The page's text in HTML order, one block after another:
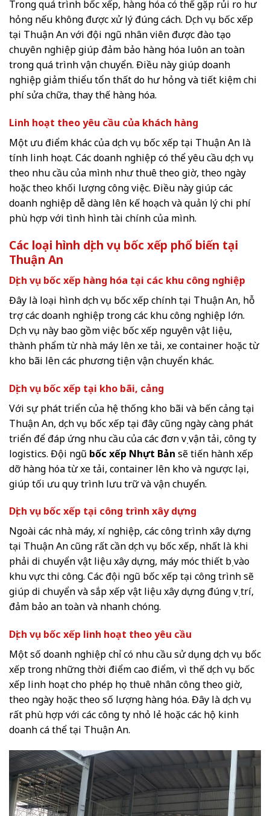
Trong quá trình bốc xếp, hàng hóa có thể gặp rủi ro hư
hỏng nếu không được xử lý đúng cách. Dịch vụ bốc xếp
tại Thuận An với đội ngũ nhân viên được đào tạo
chuyên nghiệp giúp đảm bảo hàng hóa luôn an toàn
trong quá trình vận chuyển. Điều này giúp doanh
nghiệp giảm thiểu tổn thất do hư hỏng và tiết kiệm chi
phí sửa chữa, thay thế hàng hóa.
Linh hoạt theo yêu cầu của khách hàng
Một ưu điểm khác của dịch vụ bốc xếp tại Thuận An là
tính linh hoạt. Các doanh nghiệp có thể yêu cầu dịch vụ
theo nhu cầu của mình như thuê theo giờ, theo ngày
hoặc theo khối lượng công việc. Điều này giúp các
doanh nghiệp dễ dàng lên kế hoạch và quản lý chi phí
phù hợp với tình hình tài chính của mình.
Các loại hình dịch vụ bốc xếp phổ biến tại
Thuận An
Dịch vụ bốc xếp hàng hóa tại các khu công nghiệp
Đây là loại hình dịch vụ bốc xếp chính tại Thuận An, hỗ
trợ các doanh nghiệp trong các khu công nghiệp lớn.
Dịch vụ này bao gồm việc bốc xếp nguyên vật liệu,
thành phẩm từ nhà máy lên xe tải, xe container hoặc từ
kho bãi lên các phương tiện vận chuyển khác.
Dịch vụ bốc xếp tại kho bãi, cảng
Với sự phát triển của hệ thống kho bãi và bến cảng tại
Thuận An, dịch vụ bốc xếp tại đây cũng ngày càng phát
triển để đáp ứng nhu cầu của các đơn vị vận tải, công ty
logistics. Đội ngũ bốc xếp Nhựt Bản sẽ tiến hành xếp
dỡ hàng hóa từ xe tải, container lên kho và ngược lại,
giúp tối ưu quy trình lưu trữ và vận chuyển.
Dịch vụ bốc xếp tại công trình xây dựng
Ngoài các nhà máy, xí nghiệp, các công trình xây dựng
tại Thuận An cũng rất cần dịch vụ bốc xếp, nhất là khi
phải di chuyển vật liệu xây dựng, máy móc thiết bị vào
khu vực thi công. Các đội ngũ bốc xếp tại công trình sẽ
giúp di chuyển và sắp xếp vật liệu xây dựng đúng vị trí,
đảm bảo an toàn và nhanh chóng.
Dịch vụ bốc xếp linh hoạt theo yêu cầu
Một số doanh nghiệp chỉ có nhu cầu sử dụng dịch vụ bốc
xếp trong những thời điểm cao điểm, vì thế dịch vụ bốc
xếp linh hoạt cho phép họ thuê nhân công theo giờ,
theo ngày hoặc theo số lượng hàng hóa. Đây là dịch vụ
rất phù hợp với các công ty nhỏ lẻ hoặc các hộ kinh
doanh cá thể tại Thuận An.